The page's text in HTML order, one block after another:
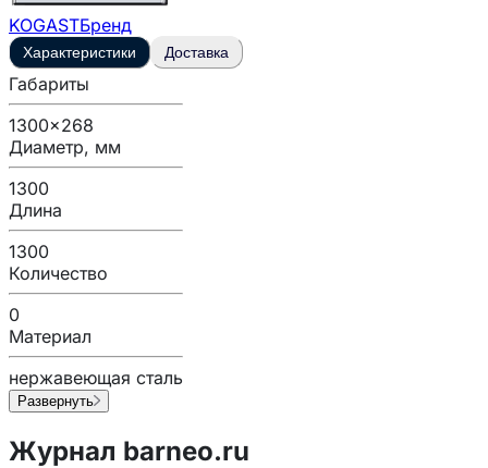
KOGASTБренд
Характеристики Доставка
Габариты
1300x268
Диаметр, мм
1300
Длина
1300
Количество
0
Материал
нержавеющая сталь
Развернуть
Журнал barneo.ru